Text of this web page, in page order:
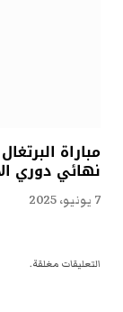
مباراة
نهائي دوري
7 يونيو، 2025
التعليقات مغلقة.